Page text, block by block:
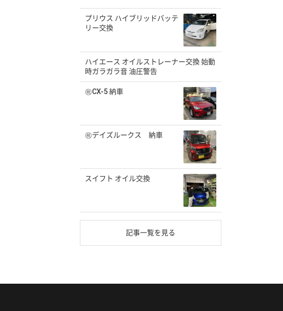
プリウス ハイブリッドバッテ
リー交換
ハイエース オイルストレーナー交換 始動
時ガラガラ音 油圧警告
㊗️CX-5 納車
㊗️デイズルークス 納車
スイフト オイル交換
記事一覧を見る